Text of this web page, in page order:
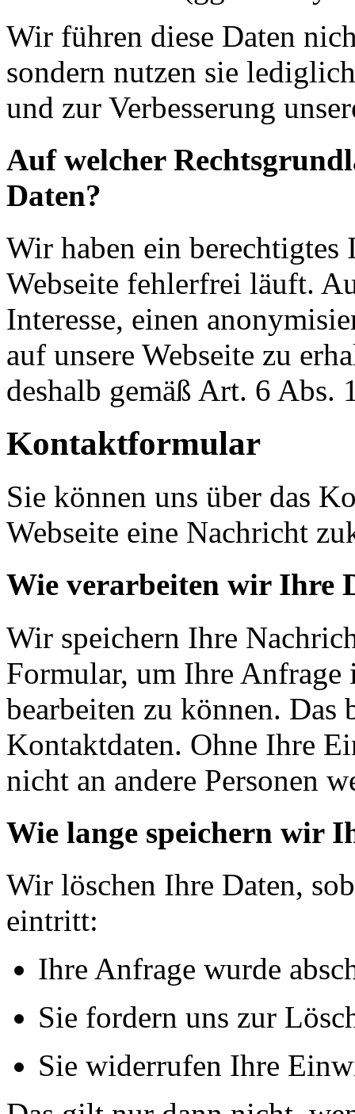
Wir führen diese Daten
sondern nutzen sie
und zur Verbesserung
Auf welcher
Daten?
Wir haben ein berechtigtes
Webseite fehlerfrei läuft.
Interesse, einen
auf unsere Webseite zu
deshalb gemäß Art. 6
Kontaktformular
Sie können uns über das
Webseite eine Nachricht
Wie verarbeiten wir Ihre
Wir speichern Ihre
Formular, um Ihre
bearbeiten zu können. Das
Kontaktdaten. Ohne Ihre
nicht an andere Personen
Wie lange speichern wir
Wir löschen Ihre Daten,
eintritt:
Ihre Anfrage wurde
Sie fordern uns zur
Sie widerrufen Ihre